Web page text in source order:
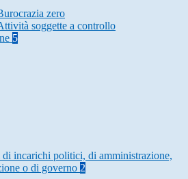
zero
soggette a controllo
5
incarichi politici, di amministrazione,
o di governo 2